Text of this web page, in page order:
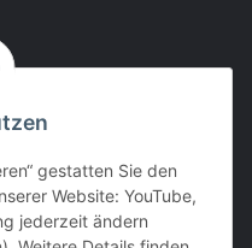
gestatten Sie den
Website: YouTube,
jederzeit ändern